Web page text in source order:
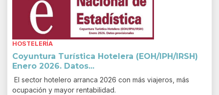
HOSTELERÍA
Coyuntura Turística Hotelera (EOH/IPH/IRSH)
Enero 2026. Datos...
El sector hotelero arranca 2026 con más viajeros, más
ocupación y mayor rentabilidad.